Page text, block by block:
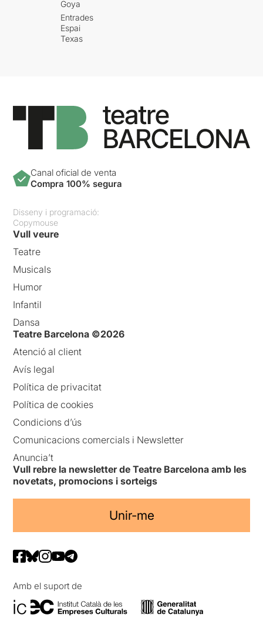
Goya
Entrades
Espai
Texas
Canal oficial de venta
Compra 100% segura
Disseny i programació:
Copymouse
Vull veure
Teatre
Musicals
Humor
Infantil
Dansa
Teatre Barcelona ©2026
Atenció al client
Avís legal
Política de privacitat
Política de cookies
Condicions d’ús
Comunicacions comercials i Newsletter
Anuncia’t
Vull rebre la newsletter de Teatre Barcelona amb les
novetats, promocions i sorteigs
Unir-me
Amb el suport de